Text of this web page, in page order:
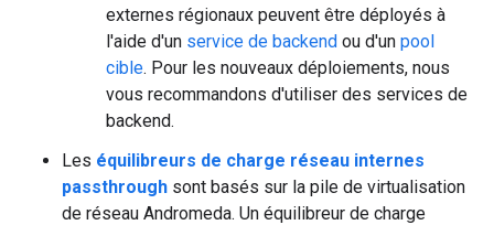
externes régionaux peuvent être déployés à
l'aide d'un service de backend ou d'un pool
cible. Pour les nouveaux déploiements, nous
vous recommandons d'utiliser des services de
backend.
Les équilibreurs de charge réseau internes
passthrough sont basés sur la pile de virtualisation
de réseau Andromeda. Un équilibreur de charge